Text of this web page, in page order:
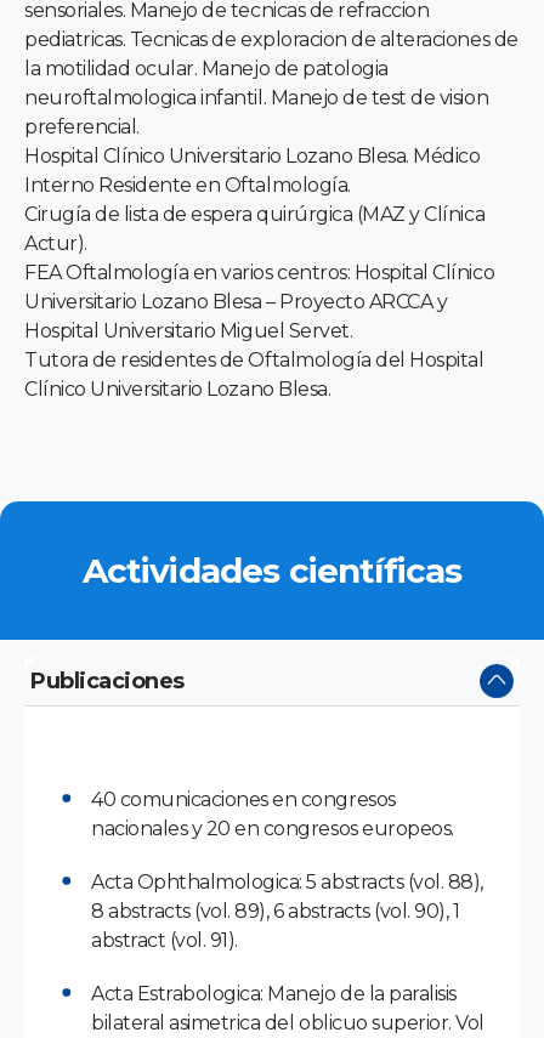
sensoriales. Manejo de tecnicas de refraccion
pediatricas. Tecnicas de exploracion de alteraciones de
la motilidad ocular. Manejo de patologia
neuroftalmologica infantil. Manejo de test de vision
preferencial.
Hospital Clínico Universitario Lozano Blesa. Médico
Interno Residente en Oftalmología.
Cirugía de lista de espera quirúrgica (MAZ y Clínica
Actur).
FEA Oftalmología en varios centros: Hospital Clínico
Universitario Lozano Blesa – Proyecto ARCCA y
Hospital Universitario Miguel Servet.
Tutora de residentes de Oftalmología del Hospital
Clínico Universitario Lozano Blesa.
Actividades científicas
Publicaciones
40 comunicaciones en congresos
nacionales y 20 en congresos europeos.
Acta Ophthalmologica: 5 abstracts (vol. 88),
8 abstracts (vol. 89), 6 abstracts (vol. 90), 1
abstract (vol. 91).
Acta Estrabologica: Manejo de la paralisis
bilateral asimetrica del oblicuo superior. Vol